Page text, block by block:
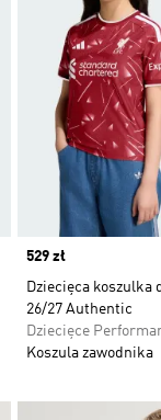
Price
529 zł
Dziecięca koszulka
26/27 Authentic
Dziecięce
Koszula zawodnika